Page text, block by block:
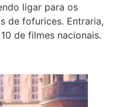
ligar para os
de fofurices. Entraria,
de filmes nacionais.